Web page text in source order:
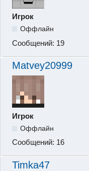
Игрок
Оффлайн
Сообщений: 19
Matvey20999
Игрок
Оффлайн
Сообщений: 16
Timka47